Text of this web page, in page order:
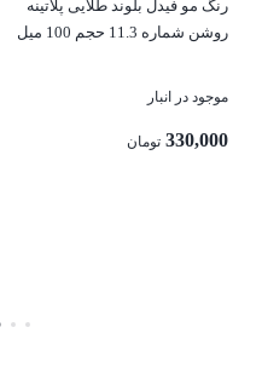
رنگ مو فیدل بلوند طلایی پلاتینه
روشن شماره 11.3 حجم 100 میل
موجود در انبار
330,000 تومان